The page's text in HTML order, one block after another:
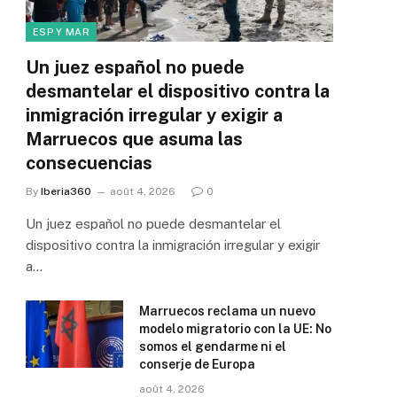
ESP Y MAR
Un juez español no puede
desmantelar el dispositivo contra la
inmigración irregular y exigir a
Marruecos que asuma las
consecuencias
By Iberia360 août 4, 2026 0
Un juez español no puede desmantelar el
dispositivo contra la inmigración irregular y exigir
a…
Marruecos reclama un nuevo
modelo migratorio con la UE: No
somos el gendarme ni el
conserje de Europa
août 4, 2026